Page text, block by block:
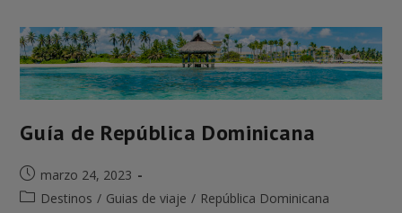
Guía de República Dominicana
marzo 24, 2023
Destinos / Guias de viaje / República Dominicana